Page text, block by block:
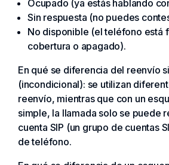
Ocupado (ya estás hablando
Sin respuesta (no puedes
No disponible (el teléfono está
cobertura o apagado).
En qué se diferencia del reenvío
(incondicional): se utilizan
reenvío, mientras que con un
simple, la llamada solo se puede
cuenta SIP (un grupo de cuentas
de teléfono.